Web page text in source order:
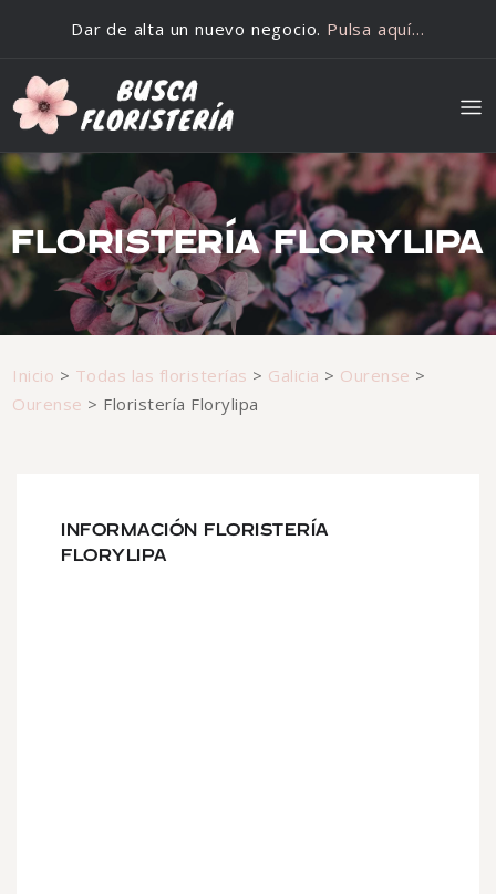
Dar de alta un nuevo negocio. Pulsa aquí…
FLORISTERÍA FLORYLIPA
Inicio > Todas las floristerías > Galicia > Ourense >
Ourense > Floristería Florylipa
INFORMACIÓN FLORISTERÍA
FLORYLIPA